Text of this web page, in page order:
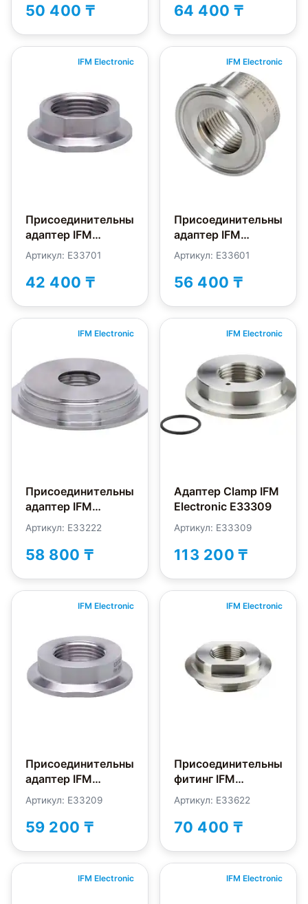
50 400 ₸ 64 400 ₸
IFM Electronic
Присоединительный
адаптер IFM
Electronic E33701
Артикул: E33701
42 400 ₸
IFM Electronic
Присоединительный
адаптер IFM
Electronic E33601
Артикул: E33601
56 400 ₸
IFM Electronic
Присоединительный
адаптер IFM
Electronic E33222
Артикул: E33222
58 800 ₸
IFM Electronic
Адаптер Clamp IFM
Electronic E33309
Артикул: E33309
113 200 ₸
IFM Electronic
Присоединительный
адаптер IFM
Electronic E33209
Артикул: E33209
59 200 ₸
IFM Electronic
Присоединительный
фитинг IFM
Electronic E33622
Артикул: E33622
70 400 ₸
IFM Electronic IFM Electronic